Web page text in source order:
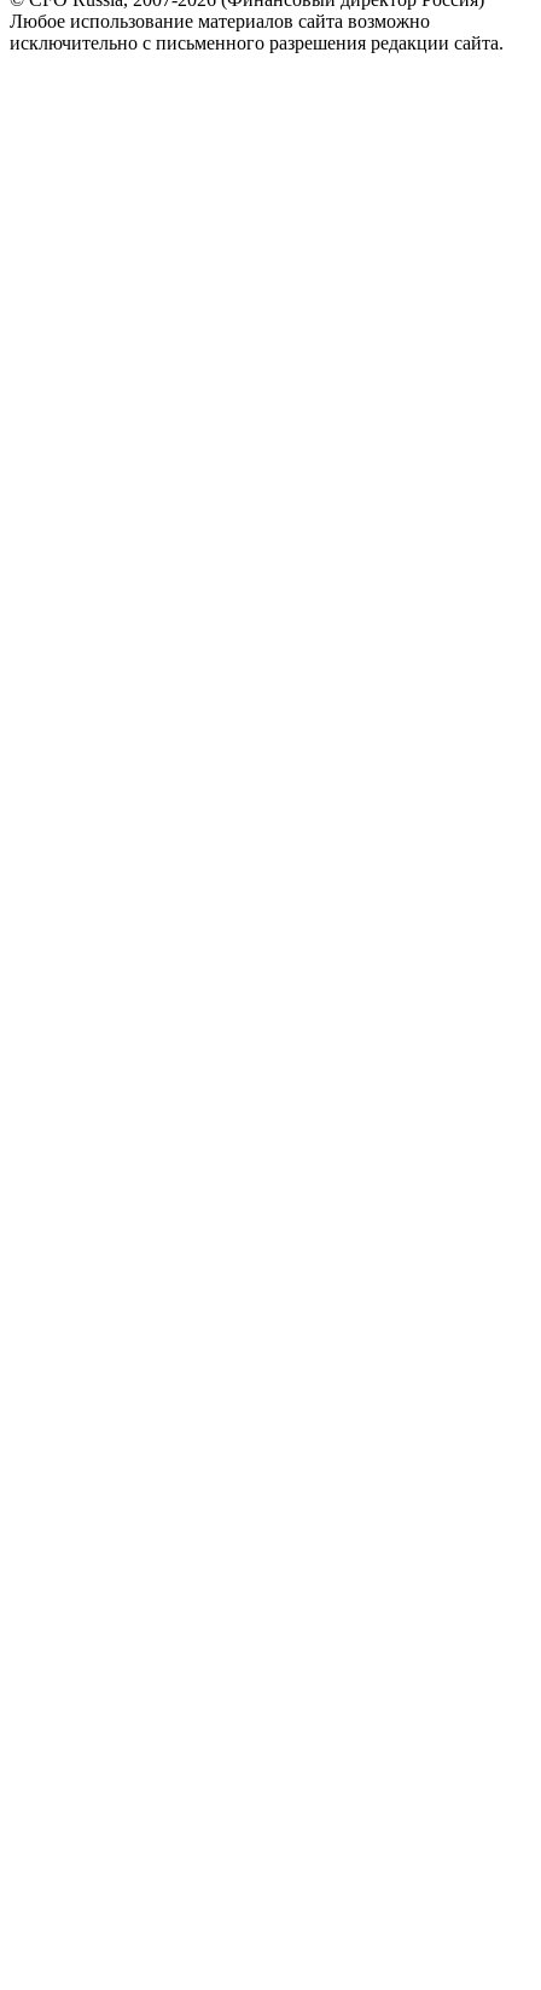
Любое использование материалов сайта возможно
исключительно с письменного разрешения редакции сайта.